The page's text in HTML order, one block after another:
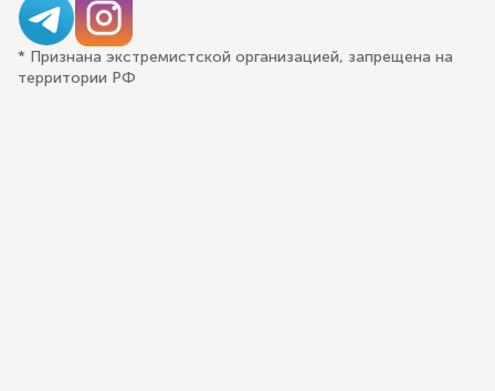
* Признана экстремистской организацией, запрещена на
территории РФ